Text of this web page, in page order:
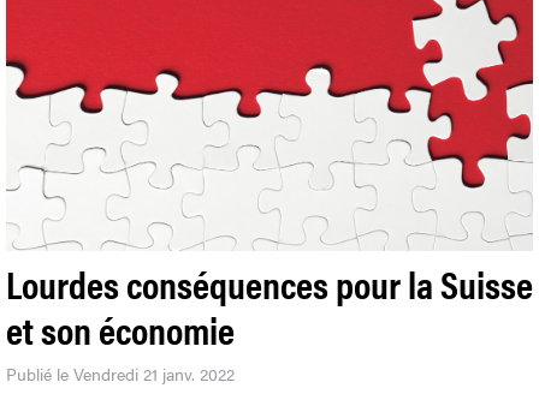
Lourdes conséquences pour la Suisse
et son économie
Publié le Vendredi 21 janv. 2022